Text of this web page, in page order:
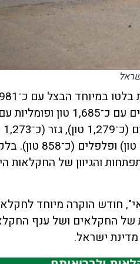
(כ־1,185 טון), קלמנטינות (כ־930 טון),
והגיוון של החקלאות
חודש הוקרה מיוחד
של החקלאים ושל ענף
מדינת ישראל.